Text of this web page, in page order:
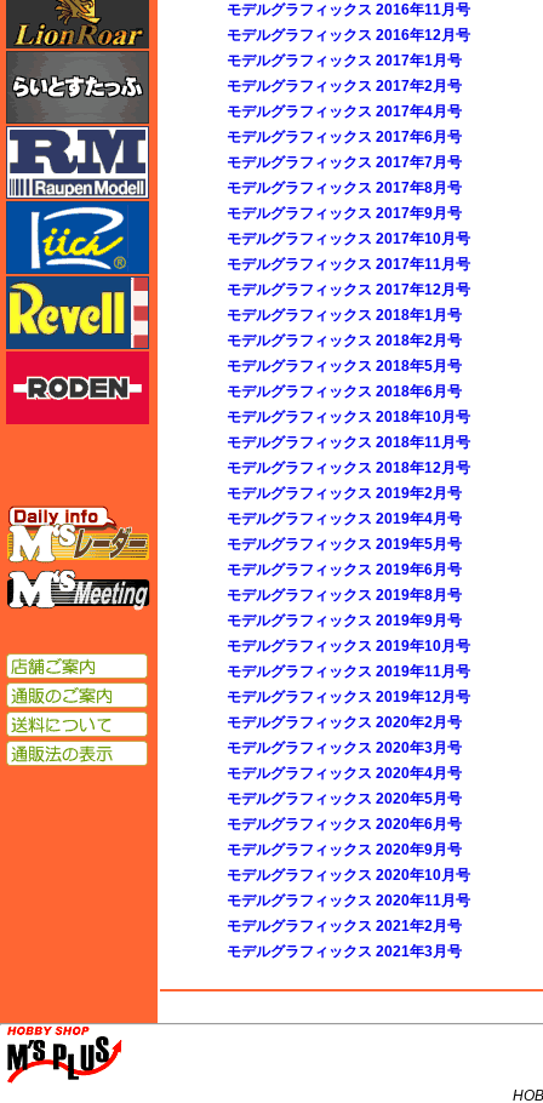
モデルグラフィックス 2016年11月号
モデルグラフィックス 2016年12月号
モデルグラフィックス 2017年1月号
モデルグラフィックス 2017年2月号
モデルグラフィックス 2017年4月号
モデルグラフィックス 2017年6月号
モデルグラフィックス 2017年7月号
モデルグラフィックス 2017年8月号
モデルグラフィックス 2017年9月号
モデルグラフィックス 2017年10月号
モデルグラフィックス 2017年11月号
モデルグラフィックス 2017年12月号
モデルグラフィックス 2018年1月号
モデルグラフィックス 2018年2月号
モデルグラフィックス 2018年5月号
モデルグラフィックス 2018年6月号
モデルグラフィックス 2018年10月号
モデルグラフィックス 2018年11月号
モデルグラフィックス 2018年12月号
モデルグラフィックス 2019年2月号
モデルグラフィックス 2019年4月号
モデルグラフィックス 2019年5月号
モデルグラフィックス 2019年6月号
モデルグラフィックス 2019年8月号
モデルグラフィックス 2019年9月号
モデルグラフィックス 2019年10月号
モデルグラフィックス 2019年11月号
モデルグラフィックス 2019年12月号
モデルグラフィックス 2020年2月号
モデルグラフィックス 2020年3月号
モデルグラフィックス 2020年4月号
モデルグラフィックス 2020年5月号
モデルグラフィックス 2020年6月号
モデルグラフィックス 2020年9月号
モデルグラフィックス 2020年10月号
モデルグラフィックス 2020年11月号
モデルグラフィックス 2021年2月号
モデルグラフィックス 2021年3月号
らいとすたっふ
ラウペンモデル
リッチモデル
エムズレーダー
エムズミーティング
通販のご案内
送料について
通販法の表示